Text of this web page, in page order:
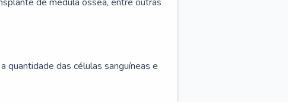
quantidade das células sanguíneas e